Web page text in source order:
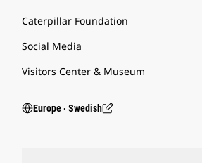
Caterpillar Foundation
Social Media
Visitors Center & Museum
Europe ‧ Swedish